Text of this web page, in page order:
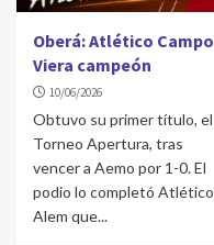
Oberá: Atlético Campo
Viera campeón
10/06/2026
Obtuvo su primer título, el
Torneo Apertura, tras
vencer a Aemo por 1-0. El
podio lo completó Atlético
Alem que...